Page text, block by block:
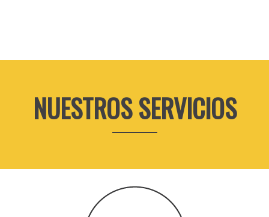
NUESTROS SERVICIOS